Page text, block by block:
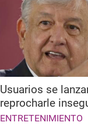
Usuarios se
reprocharle
ENTRETENIMIENTO